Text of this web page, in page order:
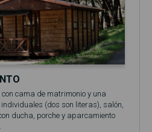
cama de matrimonio y una
(dos son literas), salón,
ducha, porche y aparcamiento